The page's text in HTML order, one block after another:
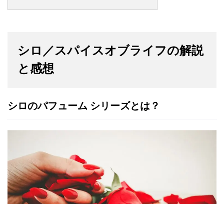
シロ／スパイスオブライフの解説
と感想
シロのパフューム シリーズとは？